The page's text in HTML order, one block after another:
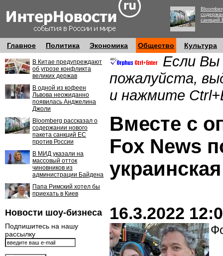
санкций
Главное Политика Экономика Общество Культура
В Китае предупреждают
об угрозе конфликта
великих держав
В одной из кофеен
Львова неожиданно
появилась Анджелина
Джоли
Bloomberg рассказал о
содержании нового
пакета санкций ЕС
против России
В МИД указали на
массовый отток
чиновников из
администрации Байдена
Папа Римский хотел бы
приехать в Киев
Новости шоу-бизнеса
Подпишитесь на нашу
рассылку
Если Вы
пожалуйста,
и нажмите
Вместе с
Fox News
16.3.2022